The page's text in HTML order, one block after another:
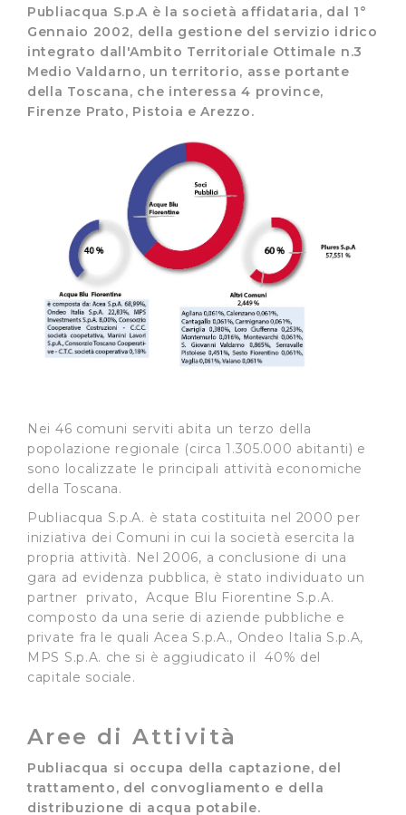
Publiacqua S.p.A è la società affidataria, dal 1°
Gennaio 2002, della gestione del servizio idrico
integrato dall'Ambito Territoriale Ottimale n.3
Medio Valdarno, un territorio, asse portante
della Toscana, che interessa 4 province,
Firenze Prato, Pistoia e Arezzo.
Nei 46 comuni serviti abita un terzo della
popolazione regionale (circa 1.305.000 abitanti) e
sono localizzate le principali attività economiche
della Toscana.
Publiacqua S.p.A. è stata costituita nel 2000 per
iniziativa dei Comuni in cui la società esercita la
propria attività. Nel 2006, a conclusione di una
gara ad evidenza pubblica, è stato individuato un
partner privato, Acque Blu Fiorentine S.p.A.
composto da una serie di aziende pubbliche e
private fra le quali Acea S.p.A., Ondeo Italia S.p.A,
MPS S.p.A. che si è aggiudicato il 40% del
capitale sociale.
Aree di Attività
Publiacqua si occupa della captazione, del
trattamento, del convogliamento e della
distribuzione di acqua potabile.